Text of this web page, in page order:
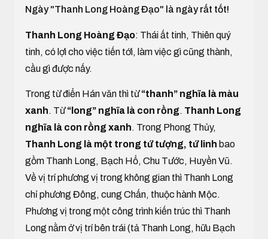
Ngày "Thanh Long Hoàng Đạo" là ngày rất tốt!
Thanh Long Hoàng Đạo: Thái ất tinh, Thiên quý
tinh, có lợi cho việc tiến tới, làm việc gì cũng thành,
cầu gì được nấy.
Trong từ điển Hán văn thì từ“thanh” nghĩa là màu
xanh. Từ“long” nghĩa là con rồng. Thanh Long
nghĩa là con rồng xanh. Trong Phong Thủy,
Thanh Long là một trong tứ tượng, tứ linh bao
gồm Thanh Long, Bạch Hổ, Chu Tước, Huyền Vũ.
Về vị trí phương vị trong không gian thì Thanh Long
chỉ phương Đông, cung Chấn, thuộc hành Mộc.
Phương vị trong một công trình kiến trúc thì Thanh
Long nằm ở vị trí bên trái (tả Thanh Long, hữu Bạch